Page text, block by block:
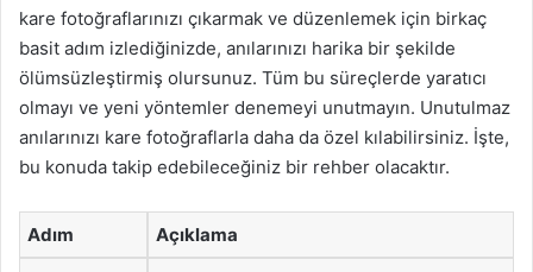
kare fotoğraflarınızı çıkarmak ve düzenlemek için birkaç
basit adım izlediğinizde, anılarınızı harika bir şekilde
ölümsüzleştirmiş olursunuz. Tüm bu süreçlerde yaratıcı
olmayı ve yeni yöntemler denemeyi unutmayın. Unutulmaz
anılarınızı kare fotoğraflarla daha da özel kılabilirsiniz. İşte,
bu konuda takip edebileceğiniz bir rehber olacaktır.
Adım Açıklama